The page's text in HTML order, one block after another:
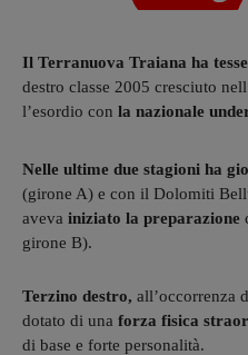
Il Terranuova Traiana ha
destro classe 2005 cresciuto
l’esordio con la nazionale
Nelle ultime due stagioni ha
(girone A) e con il Dolomiti
aveva iniziato la preparazione
girone B).
Terzino destro, all’occorrenza
dotato di una forza fisica
di base e forte personalità.